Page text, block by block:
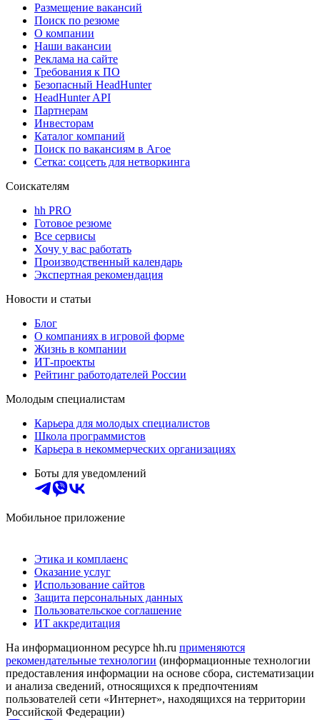
Размещение вакансий
Поиск по резюме
О компании
Наши вакансии
Реклама на сайте
Требования к ПО
Безопасный HeadHunter
HeadHunter API
Партнерам
Инвесторам
Каталог компаний
Поиск по вакансиям в Агое
Сетка: соцсеть для нетворкинга
Соискателям
hh PRO
Готовое резюме
Все сервисы
Хочу у вас работать
Производственный календарь
Экспертная рекомендация
Новости и статьи
Блог
О компаниях в игровой форме
Жизнь в компании
ИТ-проекты
Рейтинг работодателей России
Молодым специалистам
Карьера для молодых специалистов
Школа программистов
Карьера в некоммерческих организациях
Боты для уведомлений
Мобильное приложение
Этика и комплаенс
Оказание услуг
Использование сайтов
Защита персональных данных
Пользовательское соглашение
ИТ аккредитация
На информационном ресурсе hh.ru применяются
рекомендательные технологии (информационные технологии
предоставления информации на основе сбора, систематизации
и анализа сведений, относящихся к предпочтениям
пользователей сети «Интернет», находящихся на территории
Российской Федерации)